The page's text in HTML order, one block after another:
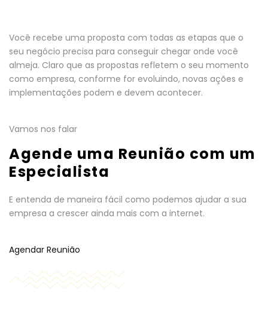
Você recebe uma proposta com todas as etapas que o
seu negócio precisa para conseguir chegar onde você
almeja. Claro que as propostas refletem o seu momento
como empresa, conforme for evoluindo, novas ações e
implementações podem e devem acontecer.
Vamos nos falar
Agende uma Reunião com um
Especialista
E entenda de maneira fácil como podemos ajudar a sua
empresa a crescer ainda mais com a internet.
Agendar Reunião